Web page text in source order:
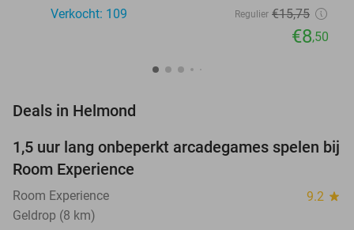
Verkocht: 109
Regulier €15,75
€8,50
Deals in Helmond
46%
1,5 uur lang onbeperkt arcadegames spelen bij
Room Experience
Room Experience 9.2 star
Geldrop (8 km)